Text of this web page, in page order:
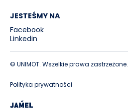
JESTEŚMY NA
Facebook
Linkedin
© UNIMOT. Wszelkie prawa zastrzeżone.
Polityka prywatności